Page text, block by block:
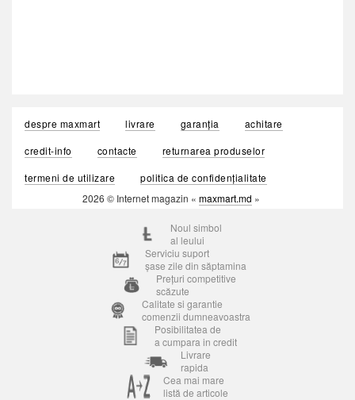
despre maxmart livrare garanția
achitare
credit-info
contacte
returnarea produselor
termeni de utilizare
politica de confidențialitate
2026 © Internet magazin « maxmart.md »
Noul simbol
al leului
Serviciu suport
șase zile din săptamina
Prețuri competitive
scăzute
Calitate si garantie
comenzii dumneavoastra
Posibilitatea de
a cumpara in credit
Livrare
rapida
Cea mai mare
listă de articole